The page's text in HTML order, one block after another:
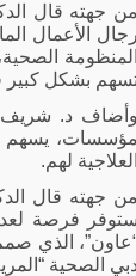
من جهته قال
رجال الأعمال
المنظومة
بشكل كبير
وأضاف د. شريف
مؤسسات، يسهم
العلاجية لهم.
من جهته قال
ستوفر فرصة
الذي
الصحية